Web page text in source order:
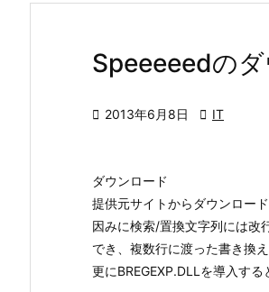
Speeeeedの
 2013年6月8日  IT
ダウンロード
提供元サイトからダウンロード
因みに検索/置換文字列には改
でき、複数行に渡った書き換
更にBREGEXP.DLLを導入す